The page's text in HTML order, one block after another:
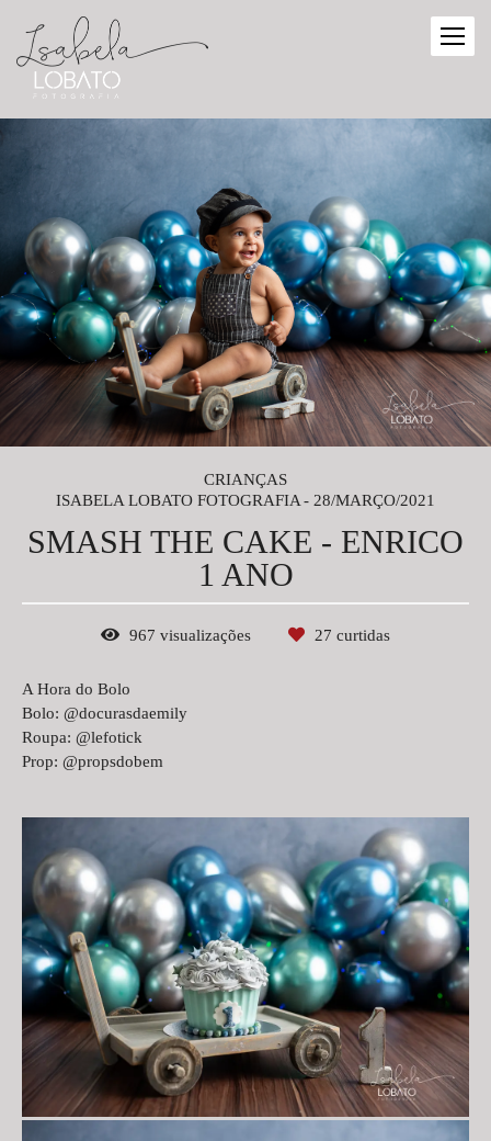
CRIANÇAS
ISABELA LOBATO FOTOGRAFIA
28/MARÇO/2021
SMASH THE CAKE - ENRICO
1 ANO
967 visualizações 27 curtidas
A Hora do Bolo
Bolo: @docurasdaemily
Roupa: @lefotick
Prop: @propsdobem